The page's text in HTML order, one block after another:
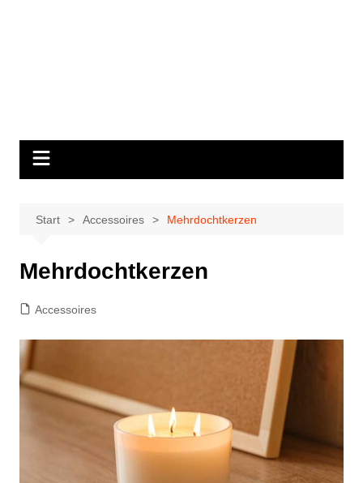
Start Accessoires Mehrdochtkerzen
Mehrdochtkerzen
Accessoires